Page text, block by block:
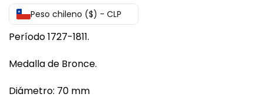
Peso chileno ($) - CLP
Período 1727-1811.
Medalla de Bronce.
Diámetro: 70 mm